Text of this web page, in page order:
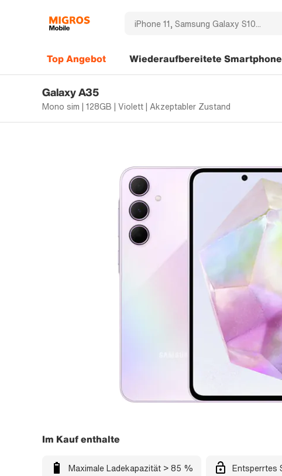
Top Angebot Wiederaufbereitete
Galaxy A35
Mono sim | 128GB | Violett | Akzeptabler Zustand
Im Kauf enthalte
Maximale Ladekapazität > 85 % Entsperrtes